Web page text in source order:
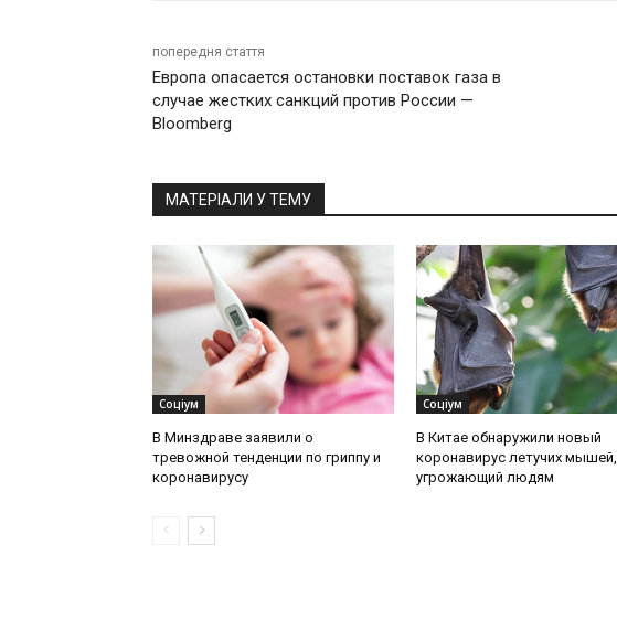
попередня стаття
Европа опасается остановки поставок газа в
случае жестких санкций против России —
Bloomberg
МАТЕРІАЛИ У ТЕМУ
Соціум
В Минздраве заявили о
тревожной тенденции по гриппу и
коронавирусу
Соціум
В Китае обнаружили новый
коронавирус летучих мышей,
угрожающий людям